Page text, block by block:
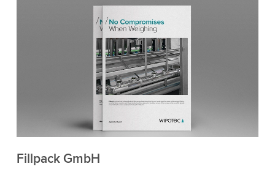
Fillpack GmbH